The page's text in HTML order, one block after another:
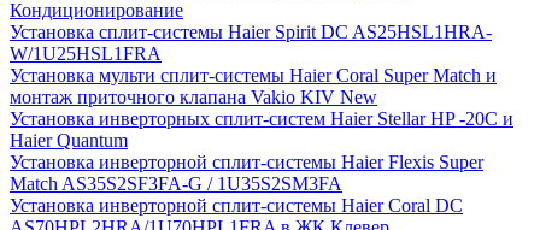
Кондиционирование
Установка сплит-системы Haier Spirit DC AS25HSL1HRA-
W/1U25HSL1FRA
Установка мульти сплит-системы Haier Coral Super Match и
монтаж приточного клапана Vakio KIV New
Установка инверторных сплит-систем Haier Stellar HP -20С и
Haier Quantum
Установка инверторной сплит-системы Haier Flexis Super
Match AS35S2SF3FA-G / 1U35S2SM3FA
Установка инверторной сплит-системы Haier Coral DC